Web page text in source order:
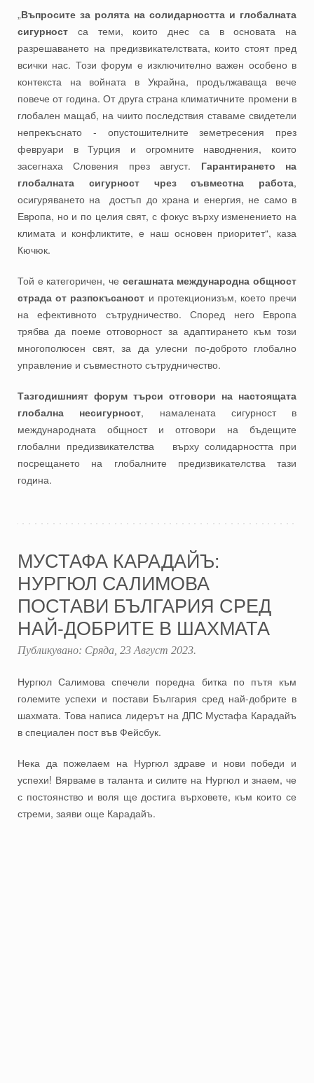
„Въпросите за ролята на солидарността и глобалната
сигурност са теми, които днес са в основата на
разрешаването на предизвикателствата, които стоят пред
всички нас. Този форум е изключително важен особено в
контекста на войната в Украйна, продължаваща вече
повече от година. От друга страна климатичните промени в
глобален мащаб, на чиито последствия ставаме свидетели
непрекъснато - опустошителните земетресения през
февруари в Турция и огромните наводнения, които
засегнаха Словения през август. Гарантирането на
глобалната сигурност чрез съвместна работа,
осигуряването на достъп до храна и енергия, не само в
Европа, но и по целия свят, с фокус върху изменението на
климата и конфликтите, е наш основен приоритет“, каза
Кючюк.
Той е категоричен, че сегашната международна общност
страда от разпокъсаност и протекционизъм, което пречи
на ефективното сътрудничество. Според него Европа
трябва да поеме отговорност за адаптирането към този
многополюсен свят, за да улесни по-доброто глобално
управление и съвместното сътрудничество.
Тазгодишният форум търси отговори на настоящата
глобална несигурност, намалената сигурност в
международната общност и отговори на бъдещите
глобални предизвикателства върху солидарността при
посрещането на глобалните предизвикателства тази
година.
МУСТАФА КАРАДАЙЪ:
НУРГЮЛ САЛИМОВА
ПОСТАВИ БЪЛГАРИЯ СРЕД
НАЙ-ДОБРИТЕ В ШАХМАТА
Публикувано: Сряда, 23 Август 2023.
Нургюл Салимова спечели поредна битка по пътя към
големите успехи и постави България сред най-добрите в
шахмата. Това написа лидерът на ДПС Мустафа Карадайъ
в специален пост във Фейсбук.
Нека да пожелаем на Нургюл здраве и нови победи и
успехи! Вярваме в таланта и силите на Нургюл и знаем, че
с постоянство и воля ще достига върховете, към които се
стреми, заяви още Карадайъ.